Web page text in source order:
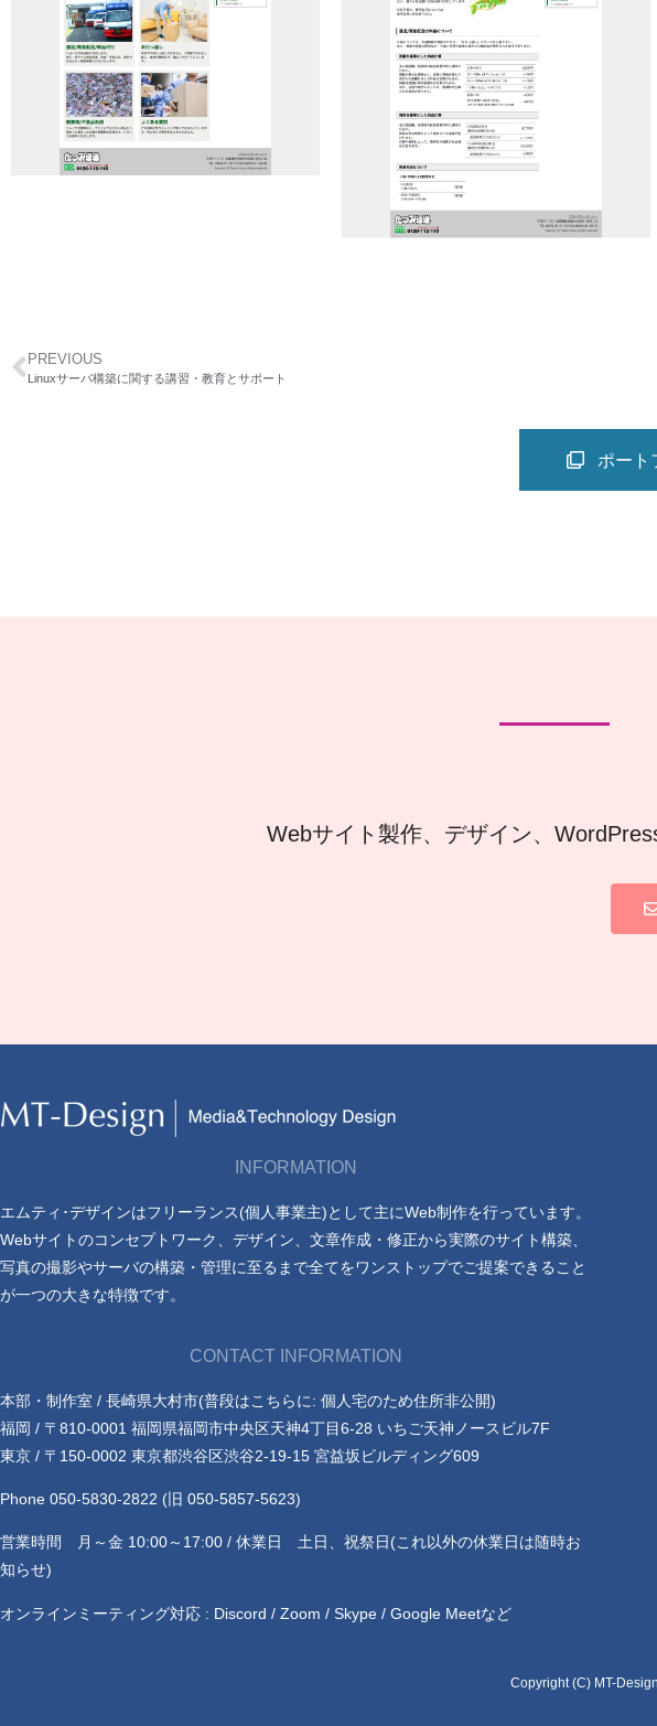
PREVIOUS
Linuxサーバ構築に関する講習・教育とサポート
ポート
Webサイト製作、デザイン、
INFORMATION
エムティ･デザインはフリーランス(個人事業主)として主にWeb制作を行っています。
Webサイトのコンセプトワーク、デザイン、文章作成・修正から実際のサイト構築、
写真の撮影やサーバの構築・管理に至るまで全てをワンストップでご提案できること
が一つの大きな特徴です。
CONTACT INFORMATION
本部・制作室 / 長崎県大村市(普段はこちらに: 個人宅のため住所非公開)
福岡 / 〒810-0001 福岡県福岡市中央区天神4丁目6-28 いちご天神ノースビル7F
東京 / 〒150-0002 東京都渋谷区渋谷2-19-15 宮益坂ビルディング609
Phone 050-5830-2822 (旧 050-5857-5623)
営業時間 月～金 10:00～17:00 / 休業日 土日、祝祭日(これ以外の休業日は随時お
知らせ)
オンラインミーティング対応 : Discord / Zoom / Skype / Google Meetなど
Copyright (C) MT-